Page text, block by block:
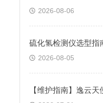
2026-08-06
2026-08-05